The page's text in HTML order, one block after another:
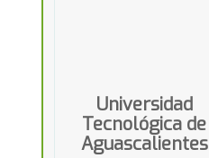
Universidad
Tecnológica de
Aguascalientes